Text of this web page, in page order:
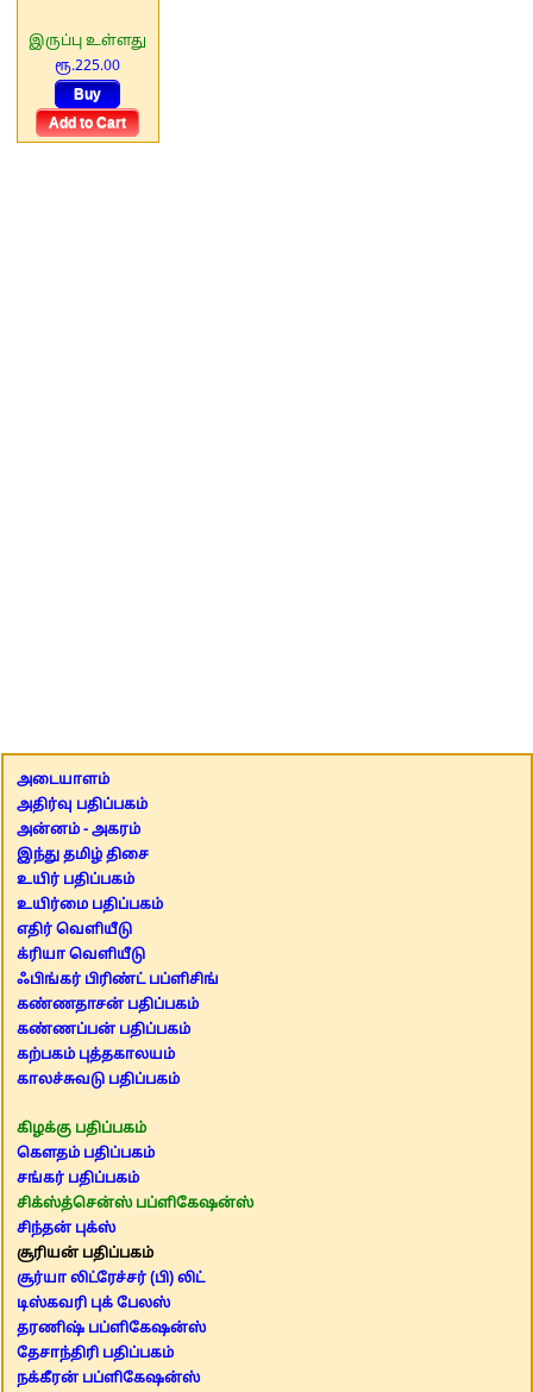
இருப்பு உள்ளது
ரூ.225.00
அடையாளம்
அதிர்வு பதிப்பகம்
அன்னம் - அகரம்
இந்து தமிழ் திசை
உயிர் பதிப்பகம்
உயிர்மை பதிப்பகம்
எதிர் வெளியீடு
க்ரியா வெளியீடு
ஃபிங்கர் பிரிண்ட் பப்ளிசிங்
கண்ணதாசன் பதிப்பகம்
கண்ணப்பன் பதிப்பகம்
கற்பகம் புத்தகாலயம்
காலச்சுவடு பதிப்பகம்
கிழக்கு பதிப்பகம்
கௌதம் பதிப்பகம்
சங்கர் பதிப்பகம்
சிக்ஸ்த்சென்ஸ் பப்ளிகேஷன்ஸ்
சிந்தன் புக்ஸ்
சூரியன் பதிப்பகம்
சூர்யா லிட்ரேச்சர் (பி) லிட்
டிஸ்கவரி புக் பேலஸ்
தரணிஷ் பப்ளிகேஷன்ஸ்
தேசாந்திரி பதிப்பகம்
நக்கீரன் பப்ளிகேஷன்ஸ்